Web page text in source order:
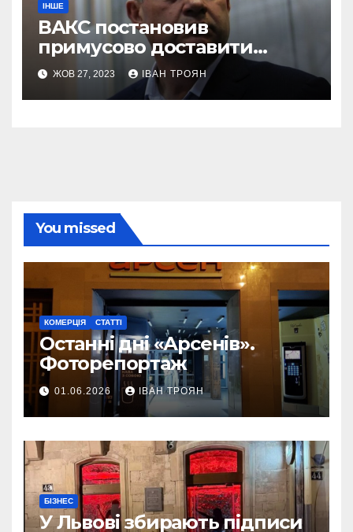
ІНШЕ
ВАКС постановив
примусово доставити
Дубневича до суду
ЖОВ 27, 2023 ІВАН ТРОЯН
You missed
КОМЕРЦІЯ СТАТТІ
Останні дні «Арсенів».
Фоторепортаж
01.06.2026 ІВАН ТРОЯН
БІЗНЕС
У Львові збирають підписи